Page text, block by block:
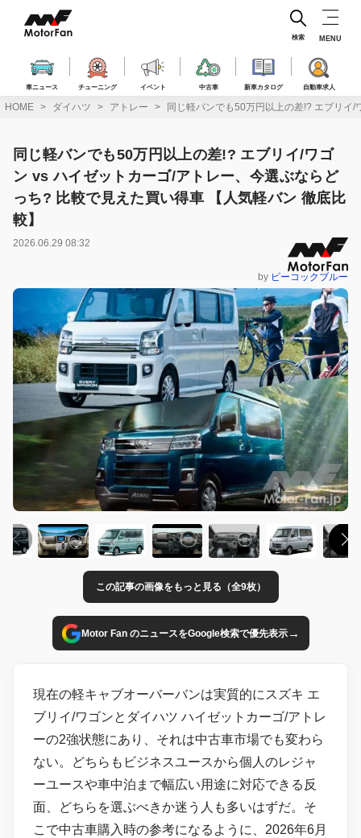
ス
車ニュース チューニング イベント 中古車 新車カタログ 自動車求人
検索 MENU
HOME ダイハツ アトレー 同じ軽バンでも50万円以上の差!? エブリイ
同じ軽バンでも50万円以上の差!? エブリイ/ワゴ
ン vs ハイゼットカーゴ/アトレー、今選ぶならど
っち? 比較で見えた買い得車 【人気軽バン 徹底比
較】
2026.06.29 08:32
by ピーコックブルー
この記事の画像をもっと見る（全9枚）
Motor Fan のニュースをGoogle検索で優先表示→
現在の軽キャブオーバーバンは実質的にスズキ エ
ブリイ/ワゴンとダイハツ ハイゼットカーゴ/アトレ
ーの2強状態にあり、それは中古車市場でも変わら
ない。どちらもビジネスユースから個人のレジャ
ーユースや車中泊まで幅広い用途に対応できる反
面、どちらを選ぶべきか迷う人も多いはずだ。そ
こで中古車購入時の参考になるように、2026年6月